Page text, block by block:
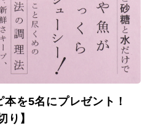
を5名にプレゼント！
り】